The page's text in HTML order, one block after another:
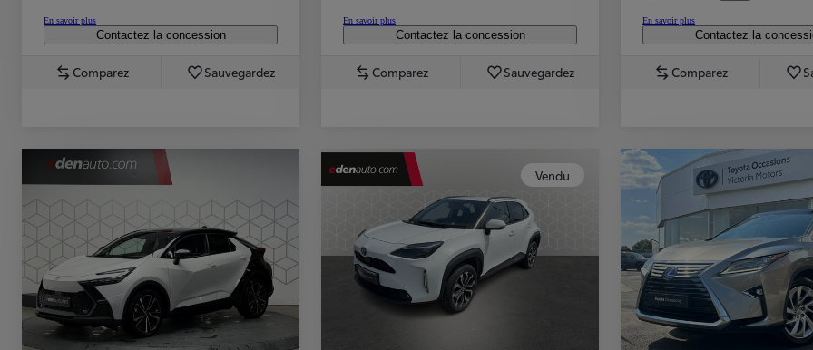
TOYOTA C-HR
HYBRIDE OU HYBRIDE RECHARGEABLE
En savoir plus
Contactez la concession
Comparez Sauvegardez
En savoir plus
Contactez la concession
Comparez Sauvegardez
En savoir plus
Contactez la
Comparez
Vendu